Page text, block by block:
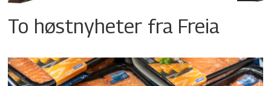
To høstnyheter fra Freia